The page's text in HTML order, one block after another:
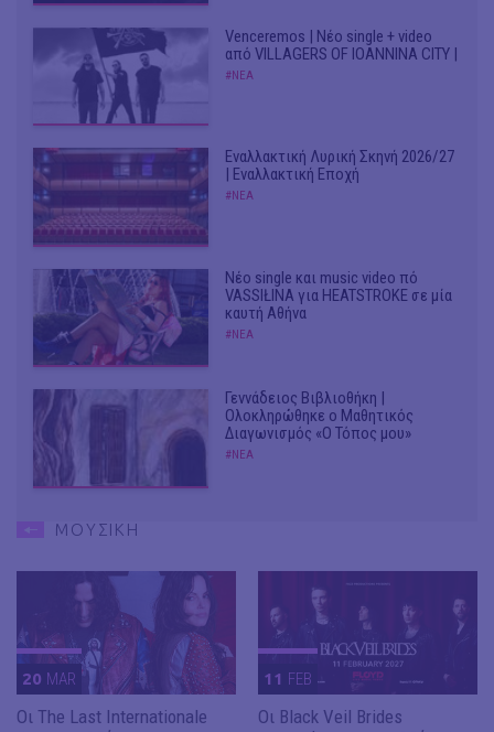
Venceremos | Νέο single + video
από VILLAGERS OF IOANNINA CITY |
#ΝΕΑ
Εναλλακτική Λυρική Σκηνή 2026/27
| Εναλλακτική Εποχή
#ΝΕΑ
Νέο single και music video πό
VASSIŁINA για HEATSTROKE σε μία
καυτή Αθήνα
#ΝΕΑ
Γεννάδειος Βιβλιοθήκη |
Ολοκληρώθηκε ο Μαθητικός
Διαγωνισμός «Ο Τόπος μου»
#ΝΕΑ
ΜΟΥΣΙΚΗ
20 MAR
Οι The Last Internationale
11 FEB
Οι Black Veil Brides